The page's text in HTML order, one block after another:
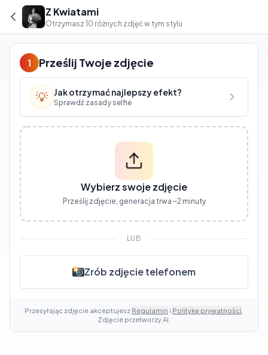
Z Kwiatami
Otrzymasz 10 różnych zdjęć w tym stylu
1 Prześlij Twoje zdjęcie
💡 Jak otrzymać najlepszy efekt?
Sprawdź zasady selfie
Wybierz swoje zdjęcie
Prześlij zdjęcie, generacja trwa ~2 minuty
LUB
Zrób zdjęcie telefonem
Przesyłając zdjęcie akceptujesz Regulamin i Politykę prywatności
Zdjęcie przetworzy AI.